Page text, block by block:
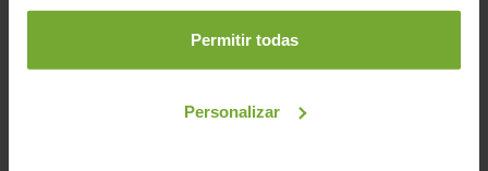
Permitir todas
Personalizar